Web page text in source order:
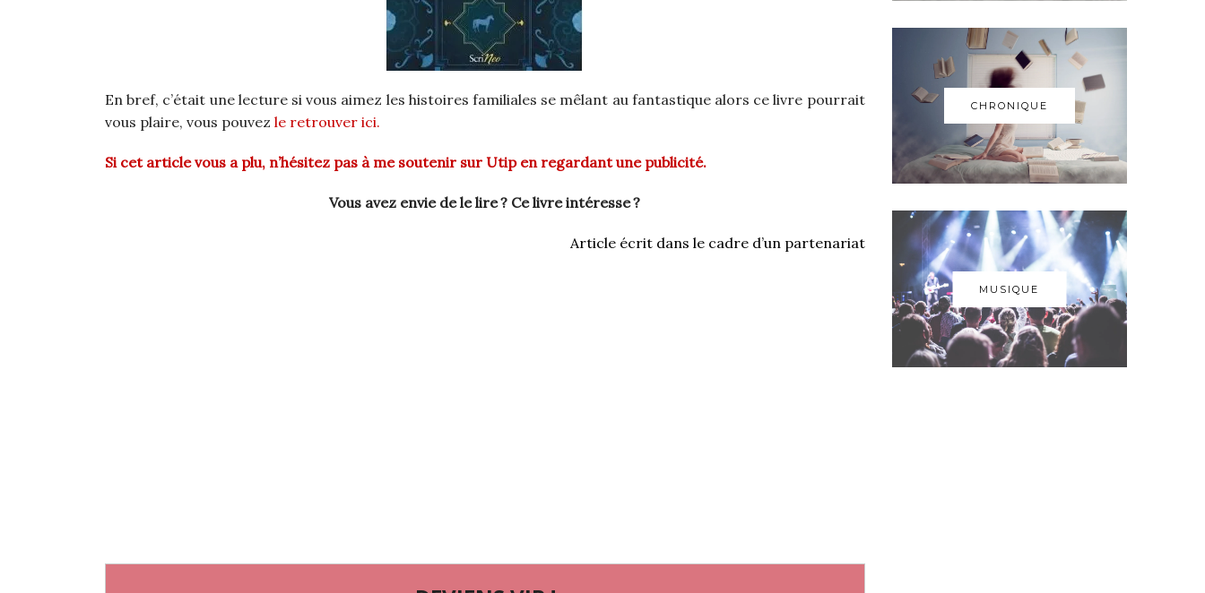
En bref, c’était une lecture si vous aimez les histoires familiales se mêlant au fantastique alors ce livre pourrait
vous plaire, vous pouvez le retrouver ici.
Si cet article vous a plu, n’hésitez pas à me soutenir sur Utip en regardant une publicité.
Vous avez envie de le lire ? Ce livre intéresse ?
Article écrit dans le cadre d’un partenariat
CHRONIQUE
MUSIQUE